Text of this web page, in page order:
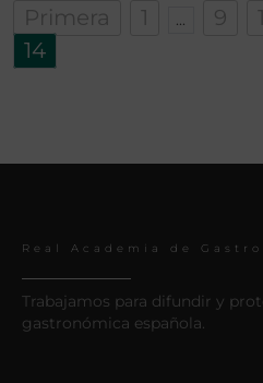
Primera 1 ... 9
14
Real Academia de
Trabajamos para difundir y
gastronómica española.